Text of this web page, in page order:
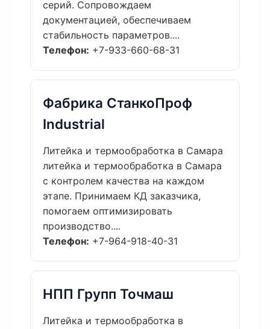
серий. Сопровождаем
документацией, обеспечиваем
стабильность параметров....
Телефон: +7-933-660-68-31
Фабрика СтанкоПроф
Industrial
Литейка и термообработка в Самара
литейка и термообработка в Самара
с контролем качества на каждом
этапе. Принимаем КД заказчика,
помогаем оптимизировать
производство....
Телефон: +7-964-918-40-31
НПП Групп Точмаш
Литейка и термообработка в